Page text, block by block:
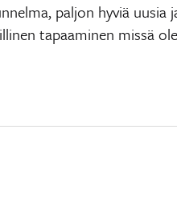
paljon hyviä uusia
tapaaminen missä